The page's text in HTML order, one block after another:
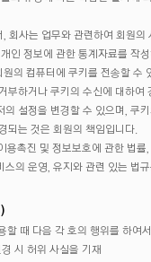
회사는 업무와 관련하여 회원의
인 정보에 관한 통계자료를 작
의 컴퓨터에 쿠키를 전송할 수
부하거나 쿠키의 수신에 대하여
설정을 변경할 수 있으며, 쿠키
되는 것은 회원의 책임입니다.
용촉진 및 정보보호에 관한 법률
스의 운영, 유지와 관련 있는 법
할 때 다음 각 호의 행위를 하여
시 허위 사실을 기재